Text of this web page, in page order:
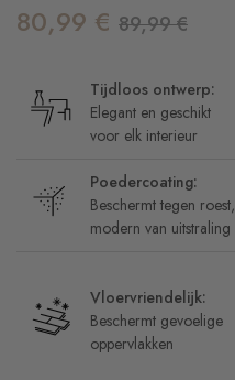
80,99 € 89,99€
Tijdloos ontwerp:
Elegant en geschikt
voor elk interieur
Poedercoating:
Beschermt tegen roest,
modern van uitstraling
Vloervriendelijk:
Beschermt gevoelige
oppervlakken